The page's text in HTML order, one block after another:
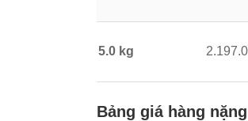
5.0 kg
Bảng giá hàng